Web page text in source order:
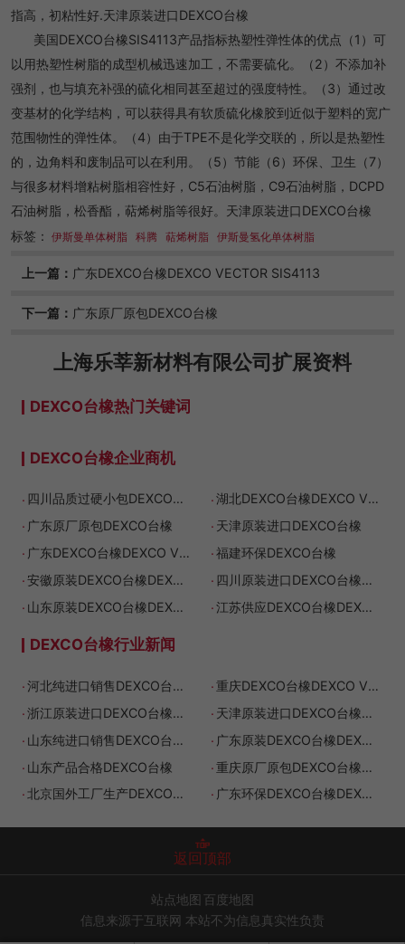
指高，初粘性好.天津原装进口DEXCO台橡
美国DEXCO台橡SIS4113产品指标热塑性弹性体的优点（1）可
以用热塑性树脂的成型机械迅速加工，不需要硫化。（2）不添加补
强剂，也与填充补强的硫化相同甚至超过的强度特性。（3）通过改
变基材的化学结构，可以获得具有软质硫化橡胶到近似于塑料的宽广
范围物性的弹性体。（4）由于TPE不是化学交联的，所以是热塑性
的，边角料和废制品可以在利用。（5）节能（6）环保、卫生（7）
与很多材料增粘树脂相容性好，C5石油树脂，C9石油树脂，DCPD
石油树脂，松香酯，萜烯树脂等很好。天津原装进口DEXCO台橡
标签： 伊斯曼单体树脂 科腾 萜烯树脂 伊斯曼氢化单体树脂
上一篇： 广东DEXCO台橡DEXCO VECTOR SIS4113
下一篇： 广东原厂原包DEXCO台橡
上海乐莘新材料有限公司扩展资料
DEXCO台橡热门关键词
DEXCO台橡企业商机
. 四川品质过硬小包DEXCO台橡DEXCO VECTOR SIS4213 .湖北DEXCO台橡DEXCO VECTOR SIS4114
. 广东原厂原包DEXCO台橡 . 天津原装进口DEXCO台橡
. 广东DEXCO台橡DEXCO VECTOR SIS4113 .福建环保DEXCO台橡
.安徽原装DEXCO台橡DEXCO VECTOR SIS4213 . 四川原装进口DEXCO台橡DEXCO VECTOR SIS4213
. 山东原装DEXCO台橡DEXCO VECTOR SIS4411 .江苏供应DEXCO台橡DEXCO VECTOR SIS4113
DEXCO台橡行业新闻
.河北纯进口销售DEXCO台橡DEXCO VECTOR SIS4293 .重庆DEXCO台橡DEXCO VECTOR SIS4113
.浙江原装进口DEXCO台橡DEXCO VECTOR SIS4255 . 天津原装进口DEXCO台橡DEXCO VECTOR SIS4230
. 山东纯进口销售DEXCO台橡DEXCO VECTOR SIS4113 . 广东原装DEXCO台橡DEXCO VECTOR SIS4230
. 山东产品合格DEXCO台橡 .重庆原厂原包DEXCO台橡DEXCO VECTOR SIS4255
.北京国外工厂生产DEXCO台橡DEXCO VECTOR SIS4215 . 广东环保DEXCO台橡DEXCO VECTOR SIS4230
返回顶部
站点地图 百度地图
信息来源于互联网 本站不为信息真实性负责